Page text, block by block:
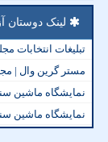
لینک دوستان
تبلیغات انتخابات
مستر گرین وال |
نمایشگاه ماشین
نمایشگاه ماشین